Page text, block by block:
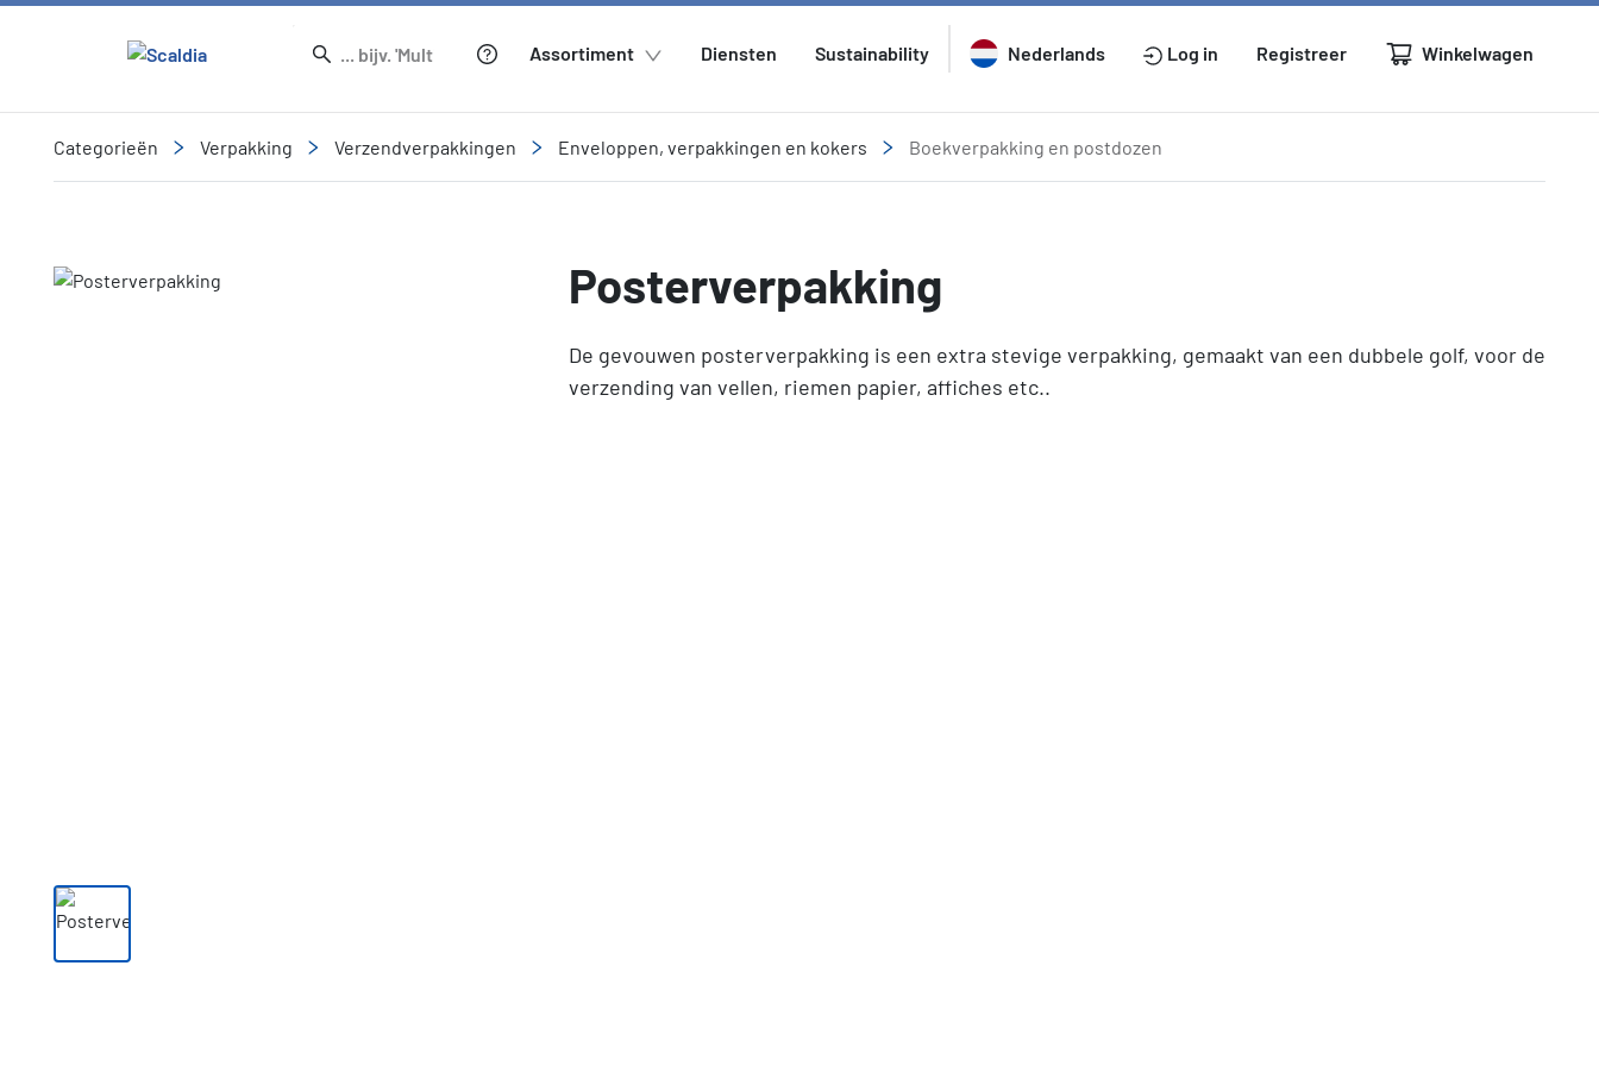
Assortiment Diensten Sustainability Nederlands Log in Registreer Winkelwagen
Categorieën Verpakking Verzendverpakkingen Enveloppen, verpakkingen en kokers Boekverpakking en postdozen
Slide 1 of 1 Posterverpakking
De gevouwen posterverpakking is een extra stevige verpakking, gemaakt van een dubbele golf, voor de
verzending van vellen, riemen papier, affiches etc..